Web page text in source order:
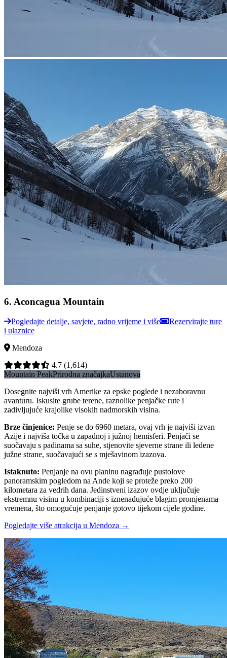
6. Aconcagua Mountain
Pogledajte detalje, savjete, radno vrijeme i više
Rezervirajte ture
i ulaznice
Mendoza
4.7 (1,614)
Mountain PeakPrirodna značajkaUstanova
Dosegnite najviši vrh Amerike za epske poglede i nezaboravnu
avanturu. Iskusite grube terene, raznolike penjačke rute i
zadivljujuće krajolike visokih nadmorskih visina.
Brze činjenice: Penje se do 6960 metara, ovaj vrh je najviši izvan
Azije i najviša točka u zapadnoj i južnoj hemisferi. Penjači se
suočavaju s padinama sa suhe, stjenovite sjeverne strane ili ledene
južne strane, suočavajući se s mješavinom izazova.
Istaknuto: Penjanje na ovu planinu nagrađuje pustolove
panoramskim pogledom na Ande koji se proteže preko 200
kilometara za vedrih dana. Jedinstveni izazov ovdje uključuje
ekstremnu visinu u kombinaciji s iznenađujuće blagim promjenama
vremena, što omogućuje penjanje gotovo tijekom cijele godine.
Pogledajte više atrakcija u Mendoza →